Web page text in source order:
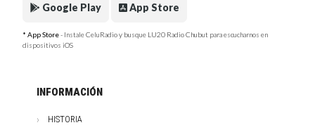
Google Play App Store
* App Store- Instale CeluRadio y busque LU20 Radio Chubut para escucharnos en
dispositivos iOS
INFORMACIÓN
HISTORIA